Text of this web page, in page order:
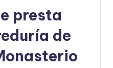
presta
de